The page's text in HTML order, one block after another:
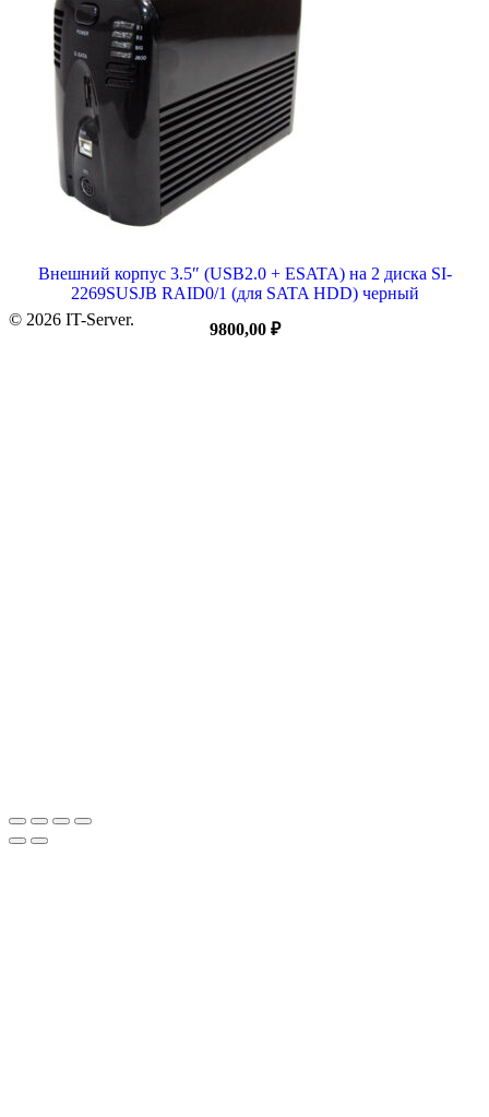
Внешний корпус 3.5″ (USB2.0 + ESATA) на 2 диска SI-
2269SUSJB RAID0/1 (для SATA HDD) черный
9800,00 ₽
© 2026 IT-Server.